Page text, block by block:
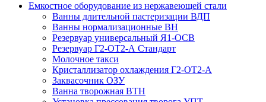
Емкостное оборудование из нержавеющей стали
Ванны длительной пастеризации ВДП
Ванны нормализационные ВН
Резервуар универсальный Я1-ОСВ
Резервуар Г2-ОТ2-А Стандарт
Молочное такси
Кристаллизатор охлаждения Г2-ОТ2-А
Заквасочник ОЗУ
Ванна творожная ВТН